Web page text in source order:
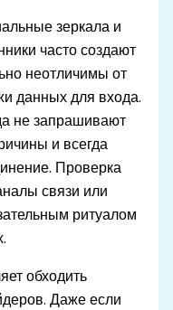
зеркала и
часто создают
неотличимы от
данных для входа.
не запрашивают
и всегда
Проверка
связи или
ритуалом
обходить
Даже если